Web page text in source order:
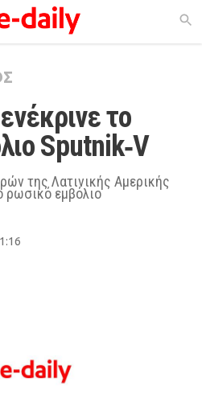
το
Sputnik‑V
της Λατινικής Αμερικής
ρωσικό εμβόλιο